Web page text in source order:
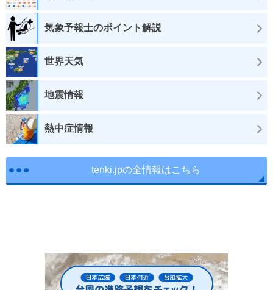
気象予報士のポイント解説
世界天気
地震情報
熱中症情報
tenki.jpの全情報はこちら